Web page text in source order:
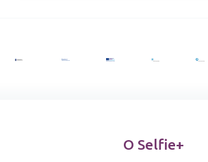
O Selfie+